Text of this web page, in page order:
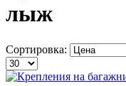
лыж
Сортировка: